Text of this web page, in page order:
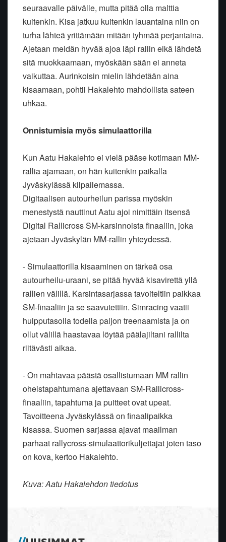
seuraavalle päivälle, mutta pitää olla malttia
kuitenkin. Kisa jatkuu kuitenkin lauantaina niin on
turha lähteä yrittämään mitään tyhmää perjantaina.
Ajetaan meidän hyvää ajoa läpi rallin eikä lähdetä
sitä muokkaamaan, myöskään sään ei anneta
vaikuttaa. Aurinkoisin mielin lähdetään aina
kisaamaan, pohtii Hakalehto mahdollista sateen
uhkaa.
Onnistumisia myös simulaattorilla
Kun Aatu Hakalehto ei vielä pääse kotimaan MM-
rallia ajamaan, on hän kuitenkin paikalla
Jyväskylässä kilpailemassa.
Digitaalisen autourheilun parissa myöskin
menestystä nauttinut Aatu ajoi nimittäin itsensä
Digital Rallicross SM-karsinnoista finaaliin, joka
ajetaan Jyväskylän MM-rallin yhteydessä.
- Simulaattorilla kisaaminen on tärkeä osa
autourheilu-uraani, se pitää hyvää kisavirettä yllä
rallien välillä. Karsintasarjassa tavoiteltiin paikkaa
SM-finaaliin ja se saavutettiin. Simracing vaatii
huipputasolla todella paljon treenaamista ja on
ollut välillä haastavaa löytää päälajiltani rallilta
riitävästi aikaa.
- On mahtavaa päästä osallistumaan MM rallin
oheistapahtumana ajettavaan SM-Rallicross-
finaaliin, tapahtuma ja puitteet ovat upeat.
Tavoitteena Jyväskylässä on finaalipaikka
kisassa. Suomen sarjassa ajavat maailman
parhaat rallycross-simulaattorikuljettajat joten taso
on kova, kertoo Hakalehto.
Kuva: Aatu Hakalehdon tiedotus